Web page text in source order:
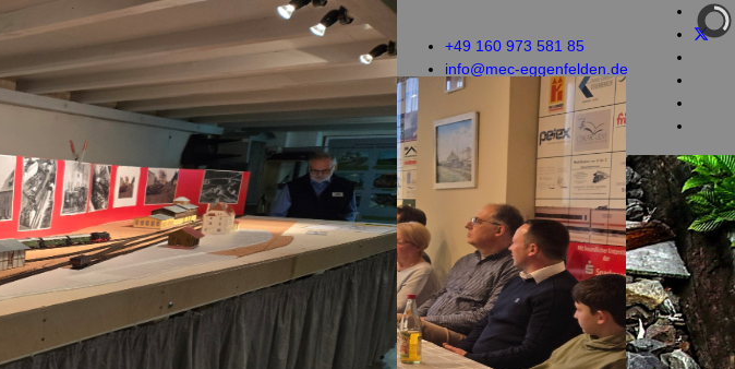
+49 160 973 581 85
info@mec-eggenfelden.de
jeden Dienstag ab 19 Uhr
Rottal e. V.
seit 1983
und würdigt die Leistungen des MEC.